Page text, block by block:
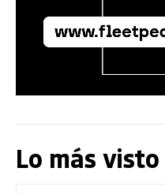
Lo más visto